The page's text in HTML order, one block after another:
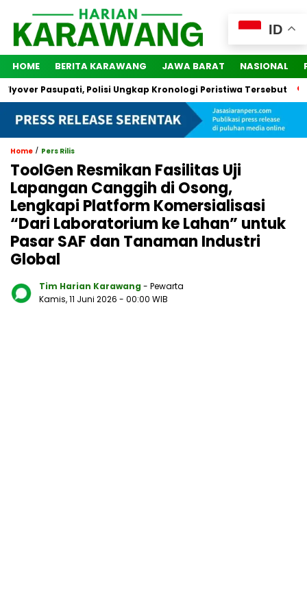
HOME BERITA KARAWANG JAWA BARAT NASIONAL
Pasupati, Polisi Ungkap Kronologi Peristiwa Tersebut 2
Home / Pers Rilis
ToolGen Resmikan Fasilitas Uji
Lapangan Canggih di Osong,
Lengkapi Platform Komersialisasi
“Dari Laboratorium ke Lahan” untuk
Pasar SAF dan Tanaman Industri
Global
Tim Harian Karawang - Pewarta
Kamis, 11 Juni 2026 - 00:00 WIB
ID